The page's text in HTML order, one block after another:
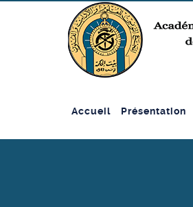
Accueil Présentation